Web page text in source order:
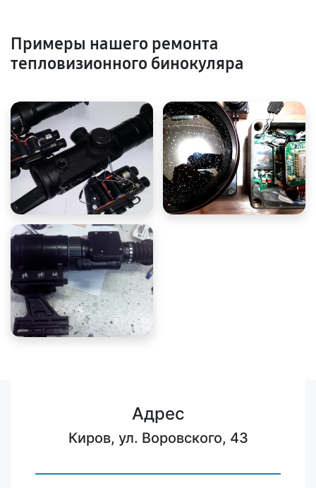
Примеры нашего ремонта
тепловизионного бинокуляра
Адрес
Киров, ул. Воровского, 43